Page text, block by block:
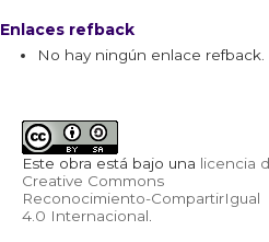
Enlaces refback
No hay ningún enlace refback.
Este obra está bajo una licencia
Creative Commons
Reconocimiento-CompartirIgual
4.0 Internacional